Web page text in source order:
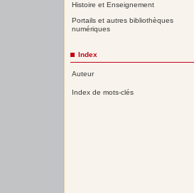
Histoire et Enseignement
Portails et autres bibliothèques
numériques
Index
Auteur
Index de mots-clés